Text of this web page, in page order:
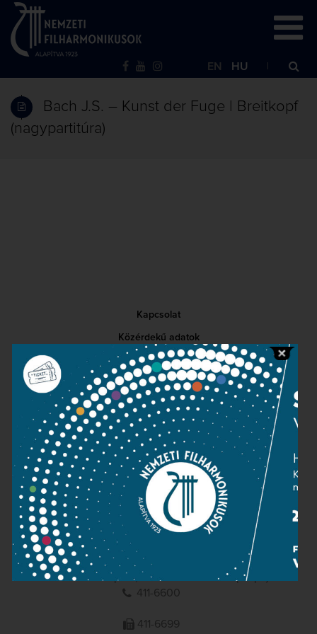
EN HU
Bach J.S. – Kunst der Fuge | Breitkopf
(nagypartitúra)
Kapcsolat
Közérdekű adatok
Sajtószoba
Adatvédelem
Impresszum
NEMZETI
FILHARMONIKUSOK
1095 Budapest, Komor Marcell u. 1. (Müpa)
411-6600
411-6699